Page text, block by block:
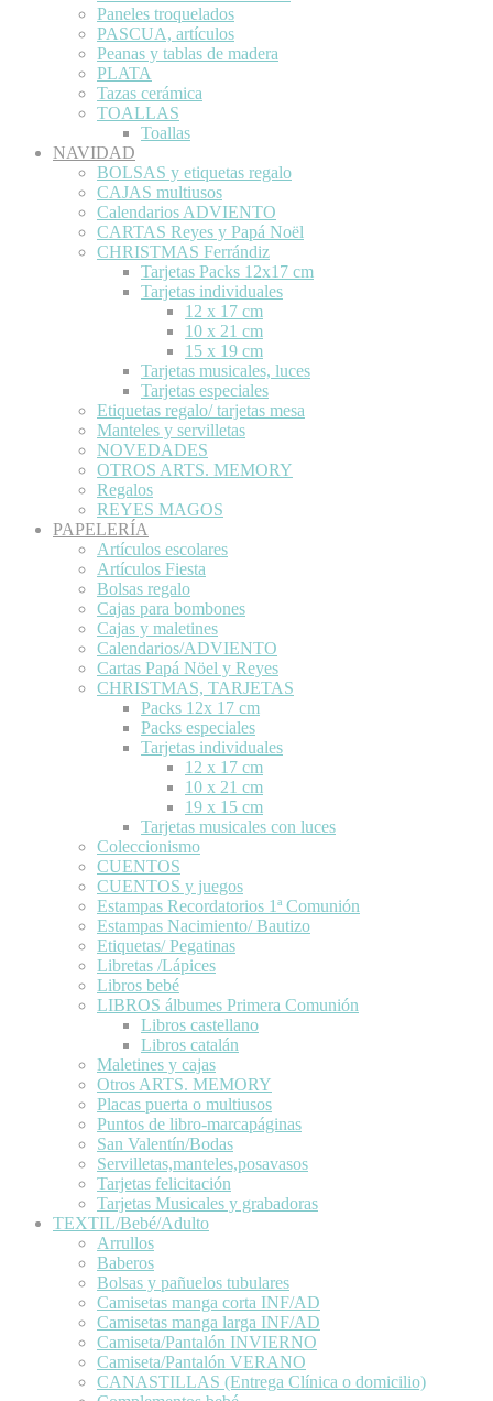
Paneles troquelados
PASCUA, artículos
Peanas y tablas de madera
PLATA
Tazas cerámica
TOALLAS
Toallas
NAVIDAD
BOLSAS y etiquetas regalo
CAJAS multiusos
Calendarios ADVIENTO
CARTAS Reyes y Papá Noël
CHRISTMAS Ferrándiz
Tarjetas Packs 12x17 cm
Tarjetas individuales
12 x 17 cm
10 x 21 cm
15 x 19 cm
Tarjetas musicales, luces
Tarjetas especiales
Etiquetas regalo/ tarjetas mesa
Manteles y servilletas
NOVEDADES
OTROS ARTS. MEMORY
Regalos
REYES MAGOS
PAPELERÍA
Artículos escolares
Artículos Fiesta
Bolsas regalo
Cajas para bombones
Cajas y maletines
Calendarios/ADVIENTO
Cartas Papá Nöel y Reyes
CHRISTMAS, TARJETAS
Packs 12x 17 cm
Packs especiales
Tarjetas individuales
12 x 17 cm
10 x 21 cm
19 x 15 cm
Tarjetas musicales con luces
Coleccionismo
CUENTOS
CUENTOS y juegos
Estampas Recordatorios 1ª Comunión
Estampas Nacimiento/ Bautizo
Etiquetas/ Pegatinas
Libretas /Lápices
Libros bebé
LIBROS álbumes Primera Comunión
Libros castellano
Libros catalán
Maletines y cajas
Otros ARTS. MEMORY
Placas puerta o multiusos
Puntos de libro-marcapáginas
San Valentín/Bodas
Servilletas,manteles,posavasos
Tarjetas felicitación
Tarjetas Musicales y grabadoras
TEXTIL/Bebé/Adulto
Arrullos
Baberos
Bolsas y pañuelos tubulares
Camisetas manga corta INF/AD
Camisetas manga larga INF/AD
Camiseta/Pantalón INVIERNO
Camiseta/Pantalón VERANO
CANASTILLAS (Entrega Clínica o domicilio)